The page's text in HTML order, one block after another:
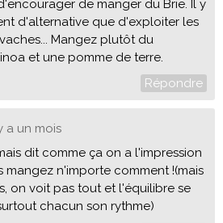
de manger du Brie. Il y
d'alternative que d'exploiter les
Mangez plutôt du
et une pomme de terre.
Répondre
a un mois
dit comme ça on a l'impression
mangez n'importe comment !(mais
on voit pas tout et l'équilibre se
chacun son rythme)